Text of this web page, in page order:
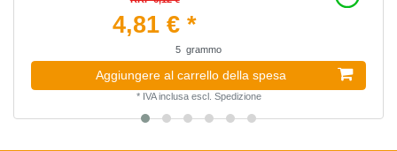
4,81 € *
5 grammo
Aggiungere al carrello della spesa
* IVA inclusaescl. Spedizione